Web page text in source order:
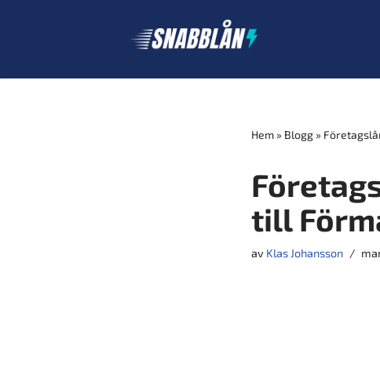
Hem» Blogg»
till
av Klas Johansson